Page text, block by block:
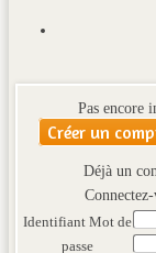
Pas encore
Créer un
Déjà un
Identifiant Mot de
passe